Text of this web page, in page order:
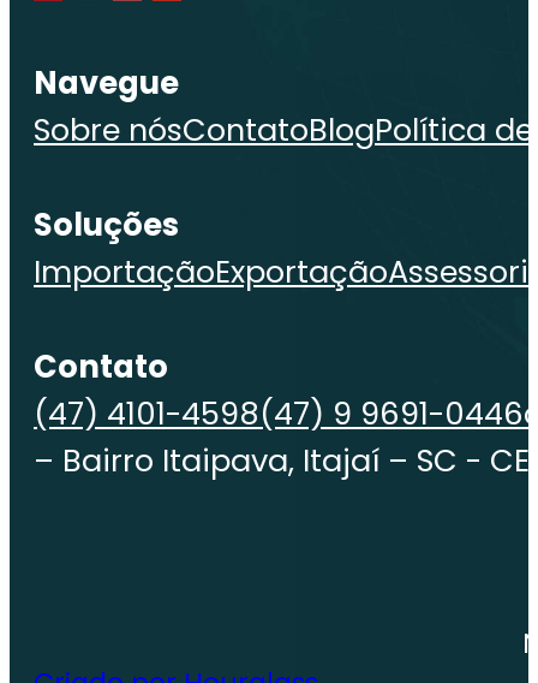
Navegue
Sobre nósContatoBlogPolítica
Soluções
ImportaçãoExportação
Contato
(47) 4101-4598(47) 9 9691-0446
– Bairro Itaipava, Itajaí – SC -